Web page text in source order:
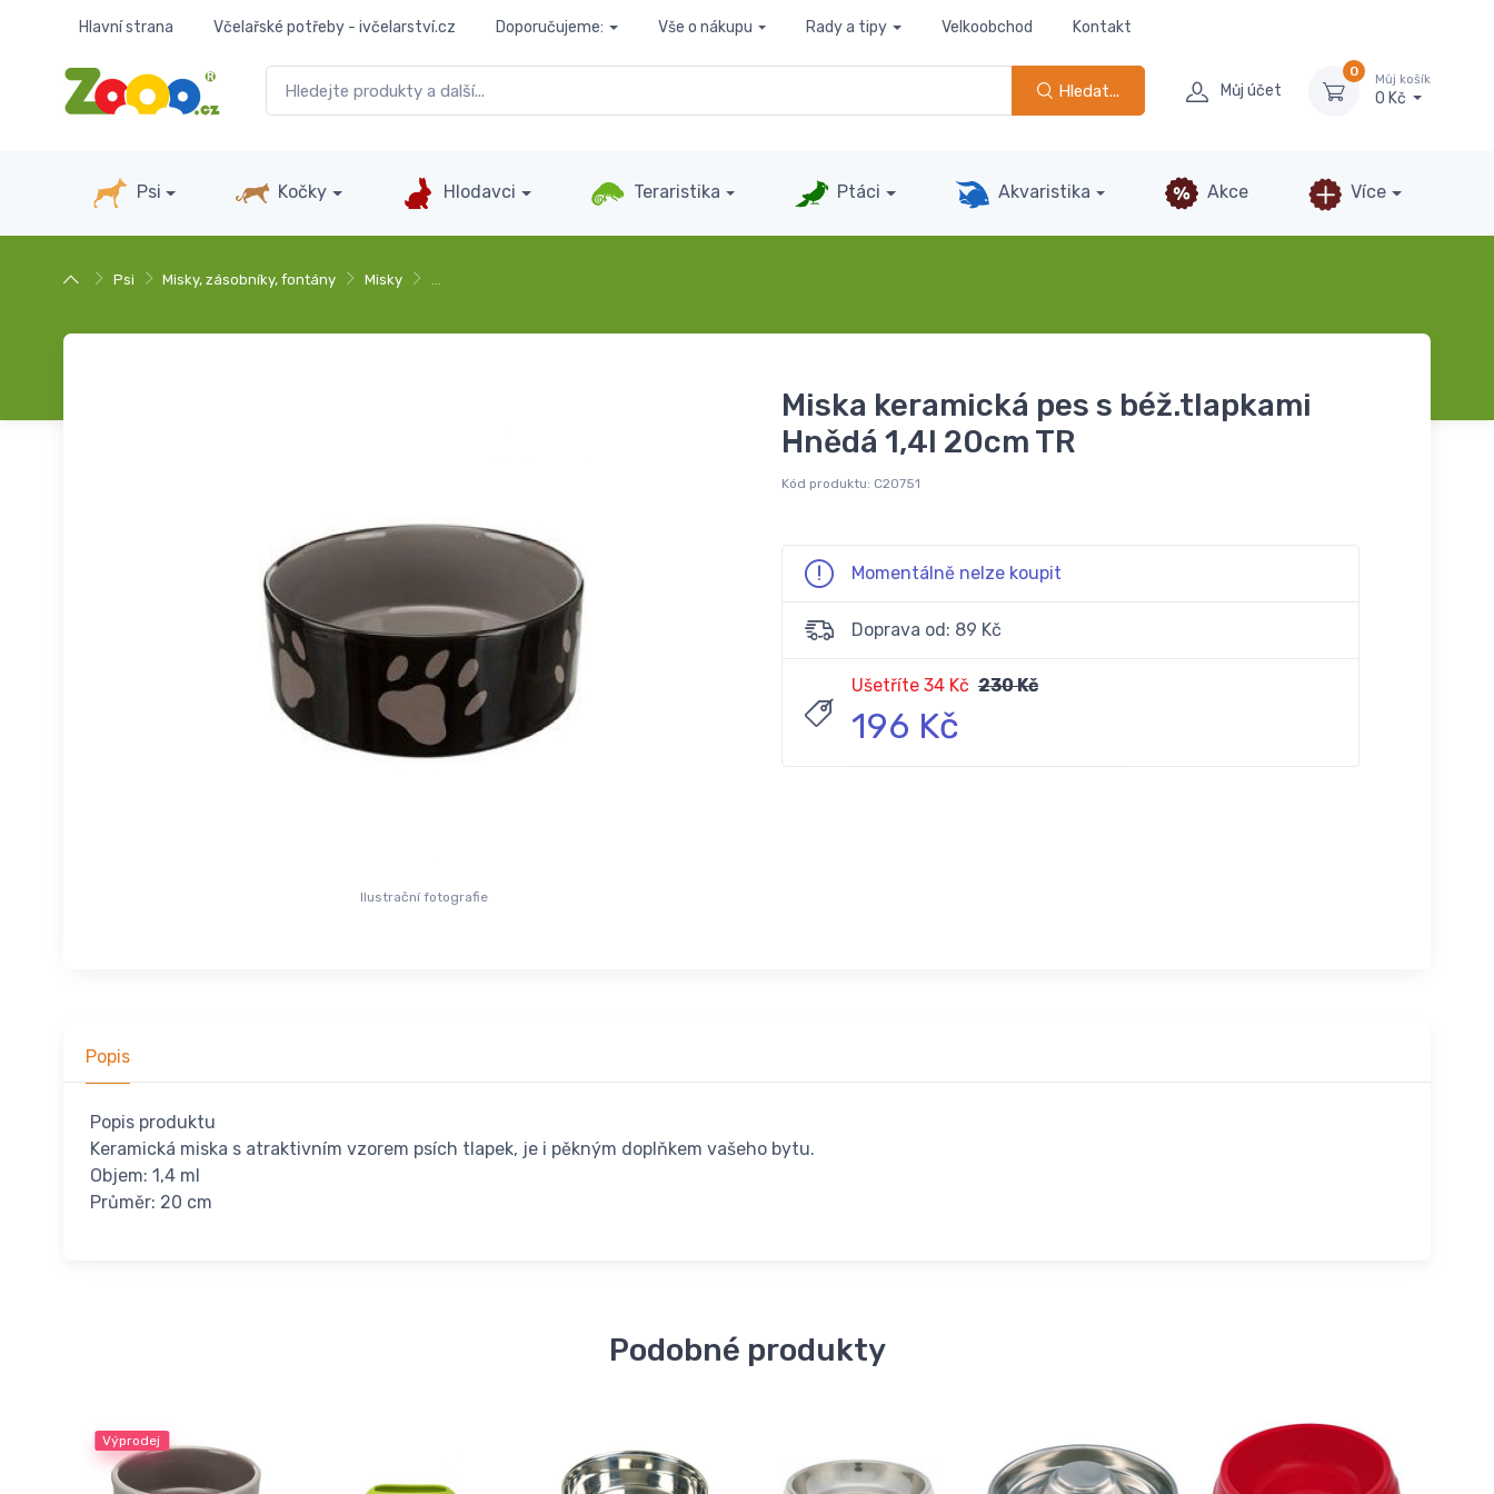
Hlavní strana Včelařské potřeby - ivčelarství.cz Doporučujeme: Vše o nákupu Rady a tipy Velkoobchod Kontakt
Hledat... Můj účet
0
Můj košík
0 Kč
Psi Kočky Hlodavci Teraristika Ptáci Akvaristika Akce Více
Psi Misky, zásobníky, fontány Misky …
Ilustrační fotografie
Miska keramická pes s béž.tlapkami
Hnědá 1,4l 20cm TR
Kód produktu: C20751
Momentálně nelze koupit
Doprava od: 89 Kč
Ušetříte 34 Kč 230 Kč
196 Kč
Popis
Popis produktu
Keramická miska s atraktivním vzorem psích tlapek, je i pěkným doplňkem vašeho bytu.
Objem: 1,4 ml
Průměr: 20 cm
Podobné produkty
Výprodej